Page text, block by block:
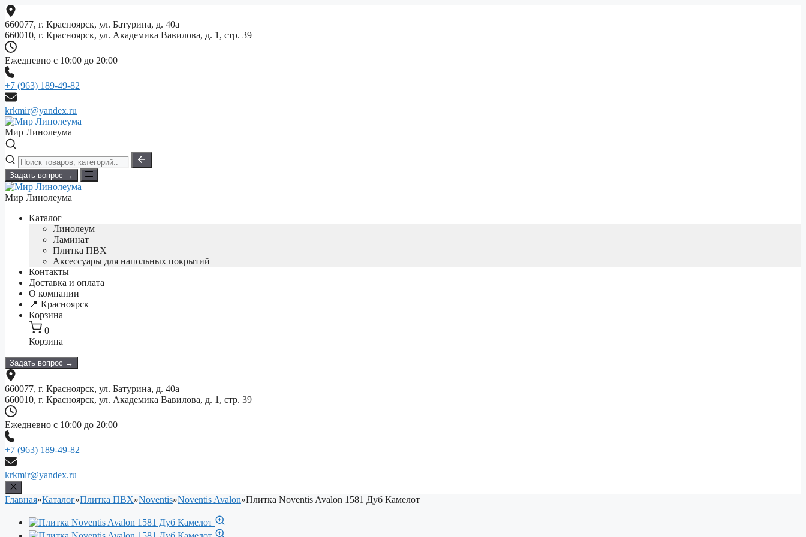
Перейти
к
содержимому
660077, г. Красноярск, ул. Батурина, д. 40а
660010, г. Красноярск, ул. Академика Вавилова, д. 1, стр. 39
Ежедневно с 10:00 до 20:00
+7 (963) 189-49-82
krkmir@yandex.ru
Мир Линолеума
Задать вопрос →
Мир Линолеума
Каталог
Линолеум
Ламинат
Плитка ПВХ
Аксессуары для напольных покрытий
Контакты
Доставка и оплата
О компании
📍 Красноярск
Корзина
0
Корзина
Задать вопрос →
660077, г. Красноярск, ул. Батурина, д. 40а
660010, г. Красноярск, ул. Академика Вавилова, д. 1, стр. 39
Ежедневно с 10:00 до 20:00
+7 (963) 189-49-82
krkmir@yandex.ru
Главная»Каталог»Плитка ПВХ»Noventis»Noventis Avalon»Плитка Noventis Avalon 1581 Дуб Камелот